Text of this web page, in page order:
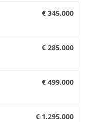
€ 345.000
€ 285.000
€ 499.000
€ 1.295.000